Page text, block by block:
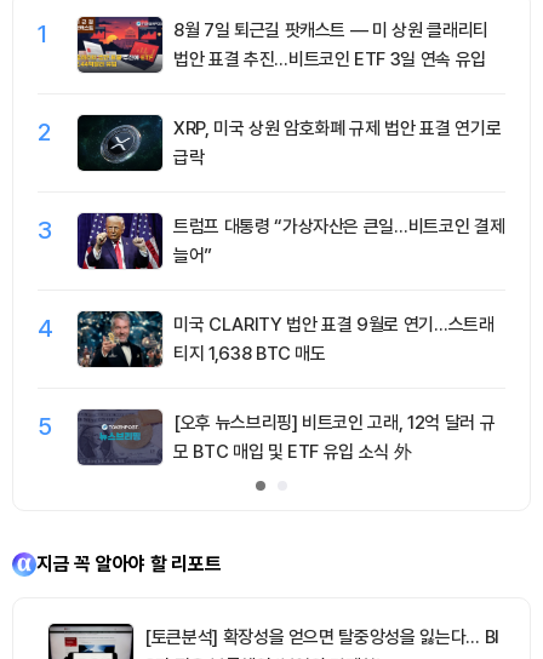
1
8월 7일 퇴근길 팟캐스트 — 미 상원 클래리티
법안 표결 추진…비트코인 ETF 3일 연속 유입
2
XRP, 미국 상원 암호화폐 규제 법안 표결 연기로
급락
3
트럼프 대통령 “가상자산은 큰일…비트코인 결제
늘어”
4
미국 CLARITY 법안 표결 9월로 연기…스트래
티지 1,638 BTC 매도
5
[오후 뉴스브리핑] 비트코인 고래, 12억 달러 규
모 BTC 매입 및 ETF 유입 소식 外
지금 꼭 알아야 할 리포트
[토큰분석] 확장성을 얻으면 탈중앙성을 잃는다… BI